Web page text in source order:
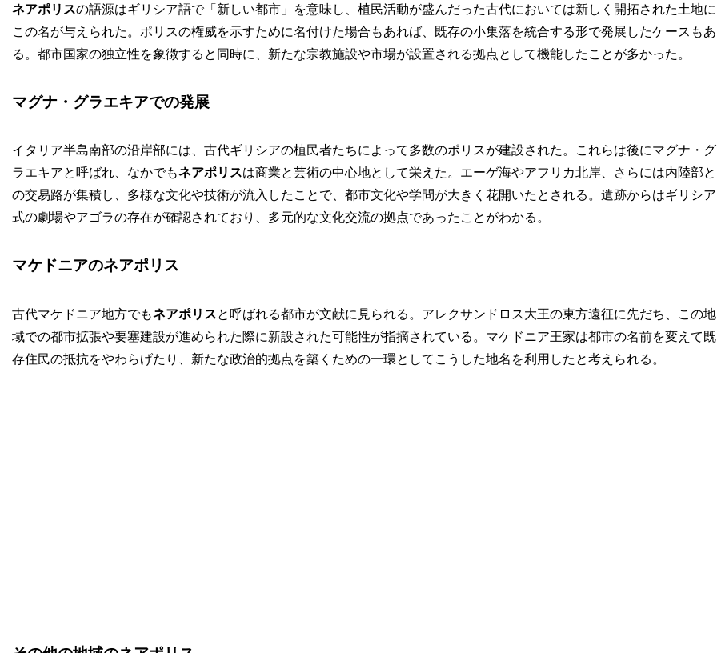
ネアポリスの語源はギリシア語で「新しい都市」を意味し、植民活動が盛んだった古代においては新しく開拓された土地に
この名が与えられた。ポリスの権威を示すために名付けた場合もあれば、既存の小集落を統合する形で発展したケースもあ
る。都市国家の独立性を象徴すると同時に、新たな宗教施設や市場が設置される拠点として機能したことが多かった。
マグナ・グラエキアでの発展
イタリア半島南部の沿岸部には、古代ギリシアの植民者たちによって多数のポリスが建設された。これらは後にマグナ・グ
ラエキアと呼ばれ、なかでもネアポリスは商業と芸術の中心地として栄えた。エーゲ海やアフリカ北岸、さらには内陸部と
の交易路が集積し、多様な文化や技術が流入したことで、都市文化や学問が大きく花開いたとされる。遺跡からはギリシア
式の劇場やアゴラの存在が確認されており、多元的な文化交流の拠点であったことがわかる。
マケドニアのネアポリス
古代マケドニア地方でもネアポリスと呼ばれる都市が文献に見られる。アレクサンドロス大王の東方遠征に先だち、この地
域での都市拡張や要塞建設が進められた際に新設された可能性が指摘されている。マケドニア王家は都市の名前を変えて既
存住民の抵抗をやわらげたり、新たな政治的拠点を築くための一環としてこうした地名を利用したと考えられる。